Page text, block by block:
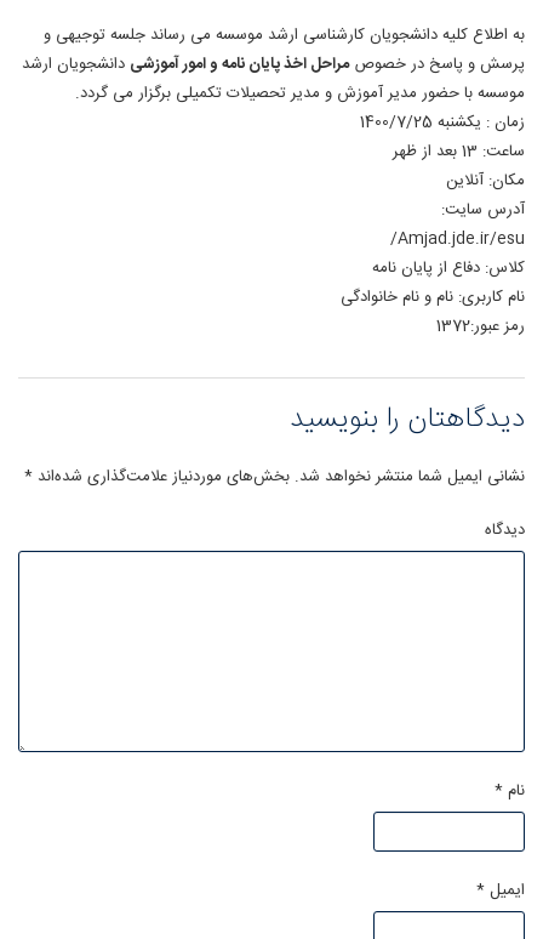
به اطلاع کلیه دانشجویان کارشناسی ارشد موسسه می رساند جلسه توجیهی و
پرسش و پاسخ در خصوصمراحل اخذ پایان نامه و امور آموزشی دانشجویان ارشد
موسسه با حضور مدیر آموزش و مدیر تحصیلات تکمیلی برگزار می گردد.
زمان : یکشنبه 1400/7/25
ساعت: 13 بعد از ظهر
مکان: آنلاین
آدرس سایت:
Amjad.jde.ir/esu/
کلاس: دفاع از پایان نامه
نام کاربری: نام و نام خانوادگی
رمز عبور:1372
دیدگاهتان را بنویسید
نشانی ایمیل شما منتشر نخواهد شد. بخش‌های موردنیاز علامت‌گذاری شده‌اند *
دیدگاه
نام*
ایمیل*